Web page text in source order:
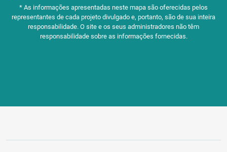
* As informações apresentadas neste mapa são oferecidas pelos
representantes de cada projeto divulgado e, portanto, são de sua inteira
responsabilidade. O site e os seus administradores não têm
responsabilidade sobre as informações fornecidas.